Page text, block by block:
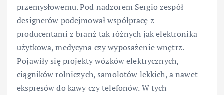
przemysłowemu. Pod nadzorem Sergio zespół
designerów podejmował współpracę z
producentami z branż tak różnych jak elektronika
użytkowa, medycyna czy wyposażenie wnętrz.
Pojawiły się projekty wózków elektrycznych,
ciągników rolniczych, samolotów lekkich, a nawet
ekspresów do kawy czy telefonów. W tych